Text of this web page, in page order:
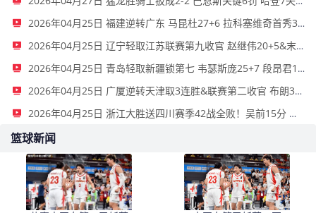
2026年04月25日 福建逆转广东 马昆杜27+6 拉科塞维奇首秀32+16 胡明轩6中1
2026年04月25日 辽宁轻取江苏联赛第九收官 赵继伟20+5&末节14分 庞峥麟22+6
2026年04月25日 青岛轻取新疆锁第七 韦瑟斯庞25+7 段昂君14分 曲笑宇17+5
2026年04月25日 广厦逆转天津取3连胜&联赛第二收官 布朗30+9 郑昊燃18+5
2026年04月25日 浙江大胜送四川赛季42战全败！吴前15分 维纳莱斯35+8+9
篮球新闻